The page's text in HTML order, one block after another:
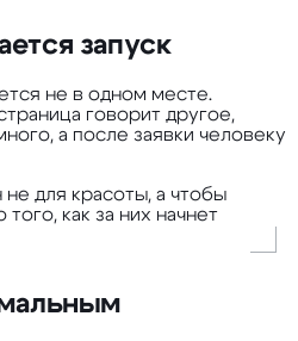
запуск
не в одном месте.
говорит другое,
а после заявки человеку
для красоты, а чтобы
как за них начнет